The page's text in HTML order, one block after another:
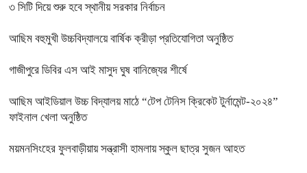
৩ সিটি দিয়ে শুরু হবে স্থানীয় সরকার নির্বাচন
আছিম বহুমুখী উচ্চবিদ্যালয়ে বার্ষিক ক্রীড়া প্রতিযোগিতা অনুষ্ঠিত
গাজীপুরে ডিবির এস আই মাসুদ ঘুষ বানিজ্যের শীর্ষে
আছিম আইডিয়াল উচ্চ বিদ্যালয় মাঠে “টেপ টেনিস ক্রিকেট টুর্নামেন্ট-২০২৪”
ফাইনাল খেলা অনুষ্ঠিত
ময়মনসিংহের ফুলবাড়ীয়ায় সন্ত্রাসী হামলায় স্কুল ছাত্র সুজন আহত